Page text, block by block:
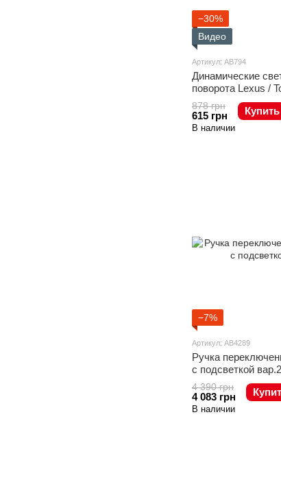
−30%
Видео
Артикул: AB794
Динамические
поворота Lexus /
878 грн
615 грн Купить
В наличии
−7%
Артикул: AB4289
Ручка
с подсветкой вар.2
4 390 грн
4 083 грн
В наличии